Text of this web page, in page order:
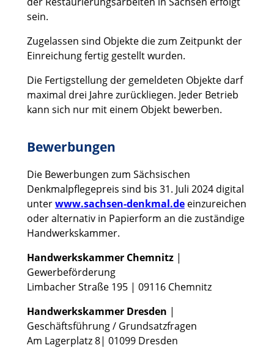
sein.
Zugelassen sind Objekte die zum Zeitpunkt der
Einreichung fertig gestellt wurden.
Die Fertigstellung der gemeldeten Objekte darf
maximal drei Jahre zurückliegen. Jeder Betrieb
kann sich nur mit einem Objekt bewerben.
Bewerbungen
Die Bewerbungen zum Sächsischen
Denkmalpflegepreis sind bis 31. Juli 2024 digital
unterwww.sachsen-denkmal.de einzureichen
oder alternativ in Papierform an die zuständige
Handwerkskammer.
Handwerkskammer Chemnitz |
Gewerbeförderung
Limbacher Straße 195 | 09116 Chemnitz
Handwerkskammer Dresden |
Geschäftsführung / Grundsatzfragen
Am Lagerplatz 8| 01099 Dresden